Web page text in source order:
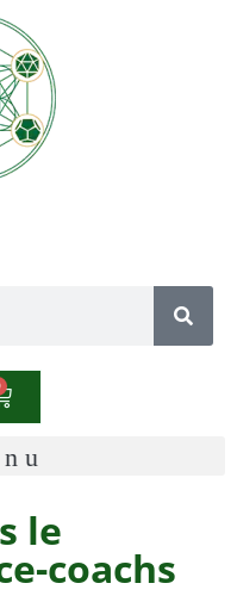
le
coachs